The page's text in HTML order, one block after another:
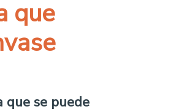
que
que se puede